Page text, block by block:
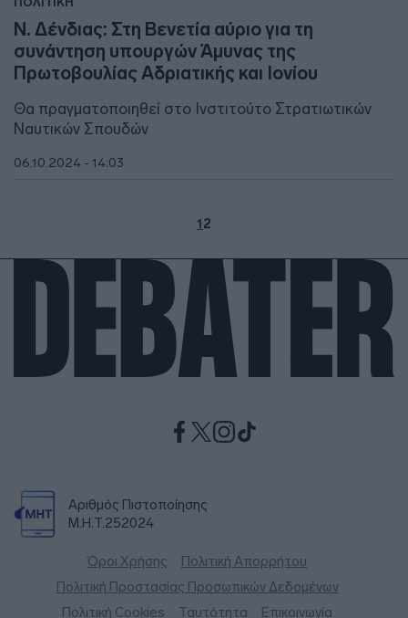
Ν. Δένδιας: Στη Βενετία αύριο για τη
συνάντηση υπουργών Άμυνας της
Πρωτοβουλίας Αδριατικής και Ιονίου
Θα πραγματοποιηθεί στο Ινστιτούτο Στρατιωτικών
Ναυτικών Σπουδών
06.10.2024 - 14:03
12
Αριθμός Πιστοποίησης
Μ.Η.Τ.252024
Όροι Χρήσης
Πολιτική Απορρήτου
Πολιτική Προστασίας Προσωπικών Δεδομένων
Πολιτική Cookies
Ταυτότητα Επικοινωνία